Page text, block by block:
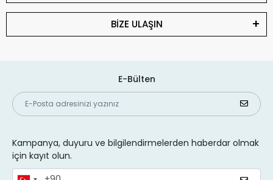
BİZE ULAŞIN
E-Bülten
Kampanya, duyuru ve bilgilendirmelerden haberdar olmak
için kayıt olun.